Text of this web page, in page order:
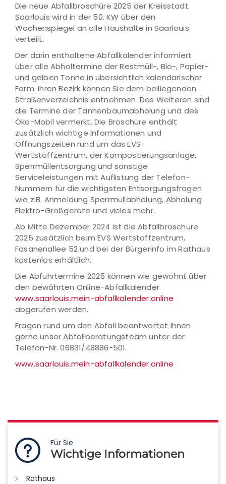
Die neue Abfallbroschüre 2025 der Kreisstadt
Saarlouis wird in der 50. KW über den
Wochenspiegel an alle Haushalte in Saarlouis
verteilt.
Der darin enthaltene Abfallkalender informiert
über alle Abholtermine der Restmüll-, Bio-, Papier-
und gelben Tonne in übersichtlich kalendarischer
Form. Ihren Bezirk können Sie dem beiliegenden
Straßenverzeichnis entnehmen. Des Weiteren sind
die Termine der Tannenbaumabholung und des
Öko-Mobil vermerkt. Die Broschüre enthält
zusätzlich wichtige Informationen und
Öffnungszeiten rund um das EVS-
Wertstoffzentrum, der Kompostierungsanlage,
Sperrmüllentsorgung und sonstige
Serviceleistungen mit Auflistung der Telefon-
Nummern für die wichtigsten Entsorgungsfragen
wie z.B. Anmeldung Sperrmüllabholung, Abholung
Elektro-Großgeräte und vieles mehr.
Ab Mitte Dezember 2024 ist die Abfallbroschüre
2025 zusätzlich beim EVS Wertstoffzentrum,
Fasanenallee 52 und bei der Bürgerinfo im Rathaus
kostenlos erhältlich.
Die Abfuhrtermine 2025 können wie gewohnt über
den bewährten Online-Abfallkalender
www.saarlouis.mein-abfallkalender.online
abgerufen werden.
Fragen rund um den Abfall beantwortet Ihnen
gerne unser Abfallberatungsteam unter der
Telefon-Nr. 06831/48886-501.
www.saarlouis.mein-abfallkalender.online
Für Sie
Wichtige Informationen
Rathaus